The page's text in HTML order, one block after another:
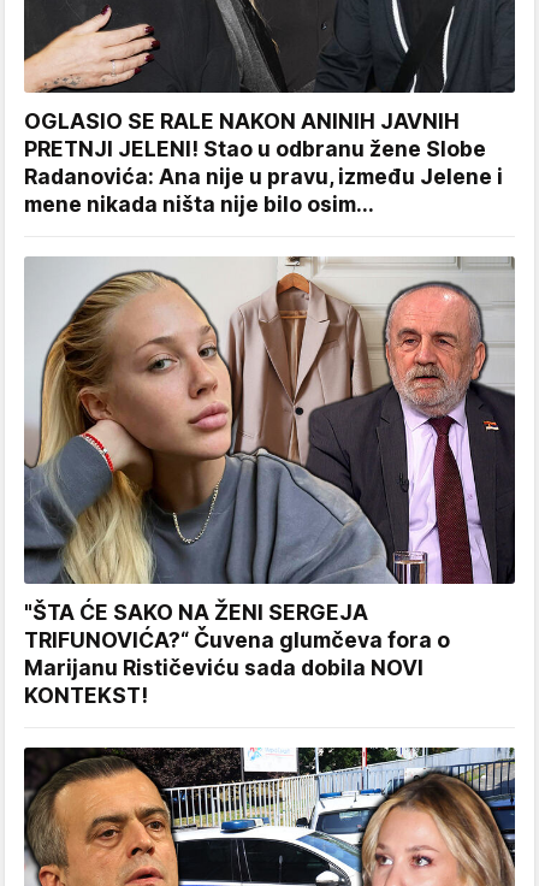
OGLASIO SE RALE NAKON ANINIH JAVNIH
PRETNJI JELENI! Stao u odbranu žene Slobe
Radanovića: Ana nije u pravu, između Jelene i
mene nikada ništa nije bilo osim...
"ŠTA ĆE SAKO NA ŽENI SERGEJA
TRIFUNOVIĆA?“ Čuvena glumčeva fora o
Marijanu Rističeviću sada dobila NOVI
KONTEKST!